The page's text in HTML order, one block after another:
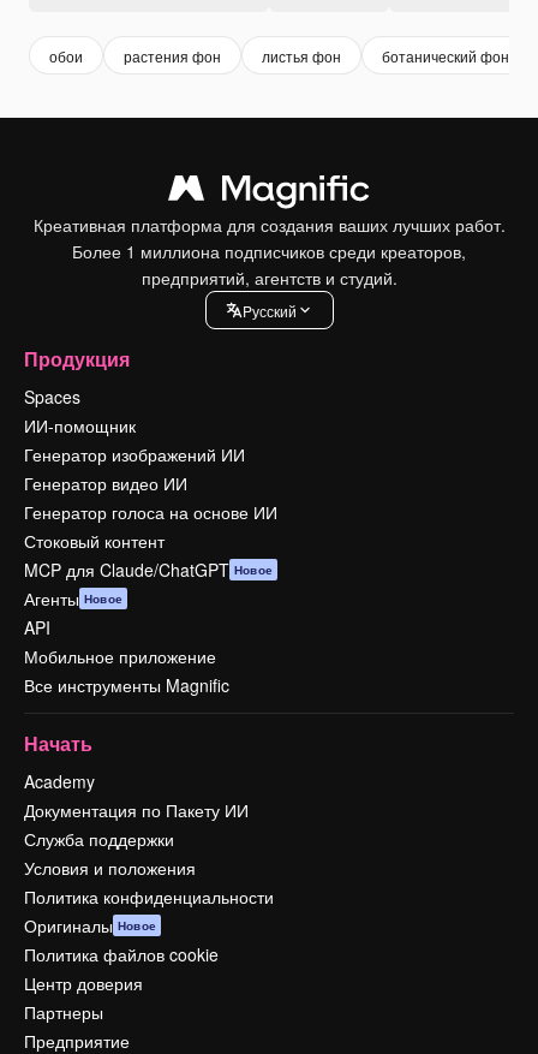
обои растения фон листья фон ботанический фон
Креативная платформа для создания ваших лучших работ.
Более 1 миллиона подписчиков среди креаторов,
предприятий, агентств и студий.
Pусский
Продукция
Spaces
ИИ-помощник
Генератор изображений ИИ
Генератор видео ИИ
Генератор голоса на основе ИИ
Стоковый контент
MCP для Claude/ChatGPT Новое
Агенты Новое
API
Мобильное приложение
Все инструменты Magnific
Начать
Academy
Документация по Пакету ИИ
Служба поддержки
Условия и положения
Политика конфиденциальности
Оригиналы Новое
Политика файлов cookie
Центр доверия
Партнеры
Предприятие